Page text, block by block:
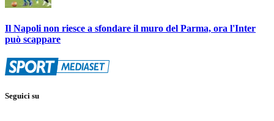
Il Napoli non riesce a sfondare il muro del Parma, ora l'Inter
può scappare
Seguici su